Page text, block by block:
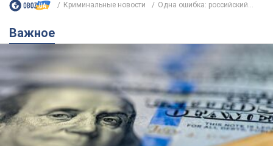
Криминальные новости Одна ошибка: российский...
Важное